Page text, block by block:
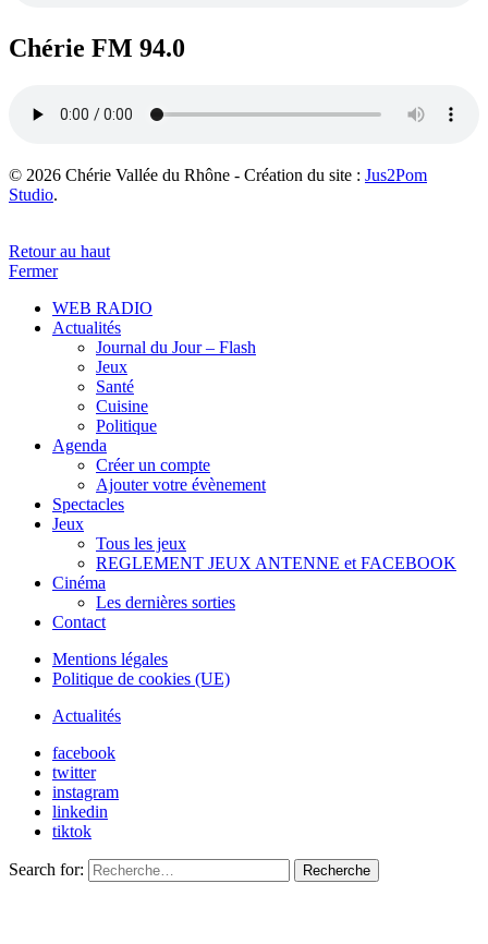
Chérie FM 94.0
© 2026 Chérie Vallée du Rhône - Création du site : Jus2Pom
Studio.
Retour au haut
Fermer
WEB RADIO
Actualités
Journal du Jour – Flash
Jeux
Santé
Cuisine
Politique
Agenda
Créer un compte
Ajouter votre évènement
Spectacles
Jeux
Tous les jeux
REGLEMENT JEUX ANTENNE et FACEBOOK
Cinéma
Les dernières sorties
Contact
Mentions légales
Politique de cookies (UE)
Actualités
facebook
twitter
instagram
linkedin
tiktok
Search for: Recherche